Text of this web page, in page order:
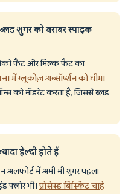
शुगर को बराबर स्पाइक
फैट और मिल्क फैट का
में ग्लूकोज़ अब्सॉर्प्शन को धीमा
को मॉडरेट करता है, जिससे ब्लड
हेल्दी होते हैं
अलफोर्ट में अभी भी शुगर पहला
फ्लोर भी।प्रोसेस्ड बिस्किट चाहे